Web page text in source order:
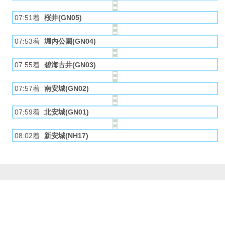
07:51着 桜井(GN05)
07:53着 堀内公園(GN04)
07:55着 碧海古井(GN03)
07:57着 南安城(GN02)
07:59着 北安城(GN01)
08:02着 新安城(NH17)